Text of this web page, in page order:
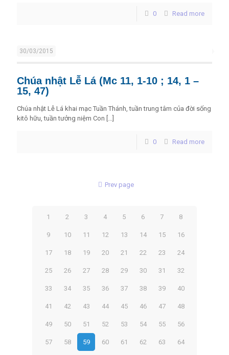
0 Read more
30/03/2015
Chúa nhật Lễ Lá (Mc 11, 1-10 ; 14, 1 –
15, 47)
Chúa nhật Lễ Lá khai mạc Tuần Thánh, tuần trung tâm của đời sống
kitô hữu, tuần tưởng niệm Con […]
0 Read more
Prev page
1 2 3 4 5 6 7 8
9 10 11 12 13 14 15 16
17 18 19 20 21 22 23 24
25 26 27 28 29 30 31 32
33 34 35 36 37 38 39 40
41 42 43 44 45 46 47 48
49 50 51 52 53 54 55 56
57 58 59 60 61 62 63 64